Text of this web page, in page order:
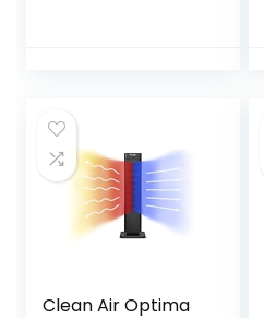
op kantoor, wit
klein scherm
Clean Air Optima